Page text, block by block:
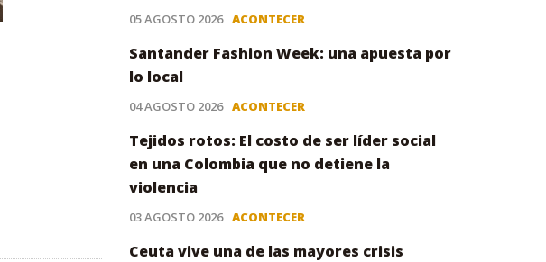
05 AGOSTO 2026 ACONTECER
Santander Fashion Week: una apuesta por
lo local
04 AGOSTO 2026 ACONTECER
Tejidos rotos: El costo de ser líder social
en una Colombia que no detiene la
violencia
03 AGOSTO 2026 ACONTECER
Ceuta vive una de las mayores crisis